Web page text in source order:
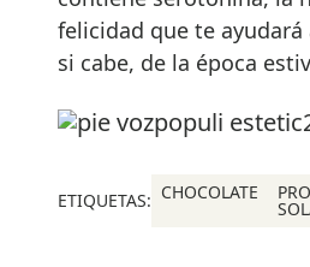
felicidad que te ayudará
si cabe, de la época
ETIQUETAS: CHOCOLATE